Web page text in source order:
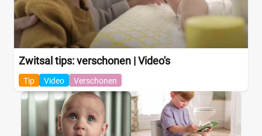
Albert Heijn
Aldi
Boon's Markt
+9 meer
Webshop
Amazon
Babydrogist
BigGreenSmile
Zwitsal tips: verschonen | Video's
Tip Video Verschonen